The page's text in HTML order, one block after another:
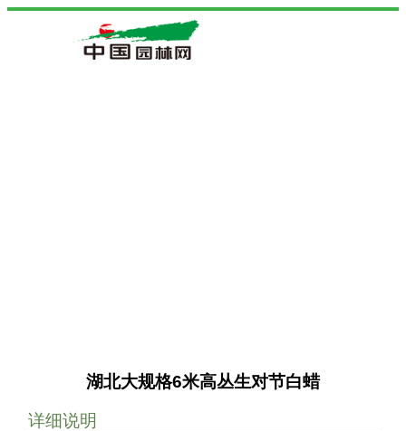
湖北大规格6米高丛生对节白蜡
详细说明